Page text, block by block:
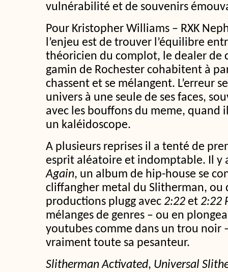
vulnérabilité et de souvenirs
Pour Kristopher Williams – RXK
l’enjeu est de trouver l’équilibre
théoricien du complot, le dealer de
gamin de Rochester cohabitent à
chassent et se mélangent. L’erreur
univers à une seule de ses faces,
avec les bouffons du meme, quand
un kaléidoscope.
A plusieurs reprises il a tenté de
esprit aléatoire et indomptable. Il y
Again, un album de hip-house se
cliffangher metal du Slitherman, ou
productions plugg avec 2:22 et 2:22
mélanges de genres – ou en
youtubes comme dans un trou noir
vraiment toute sa pesanteur.
Slitherman Activated, Universal